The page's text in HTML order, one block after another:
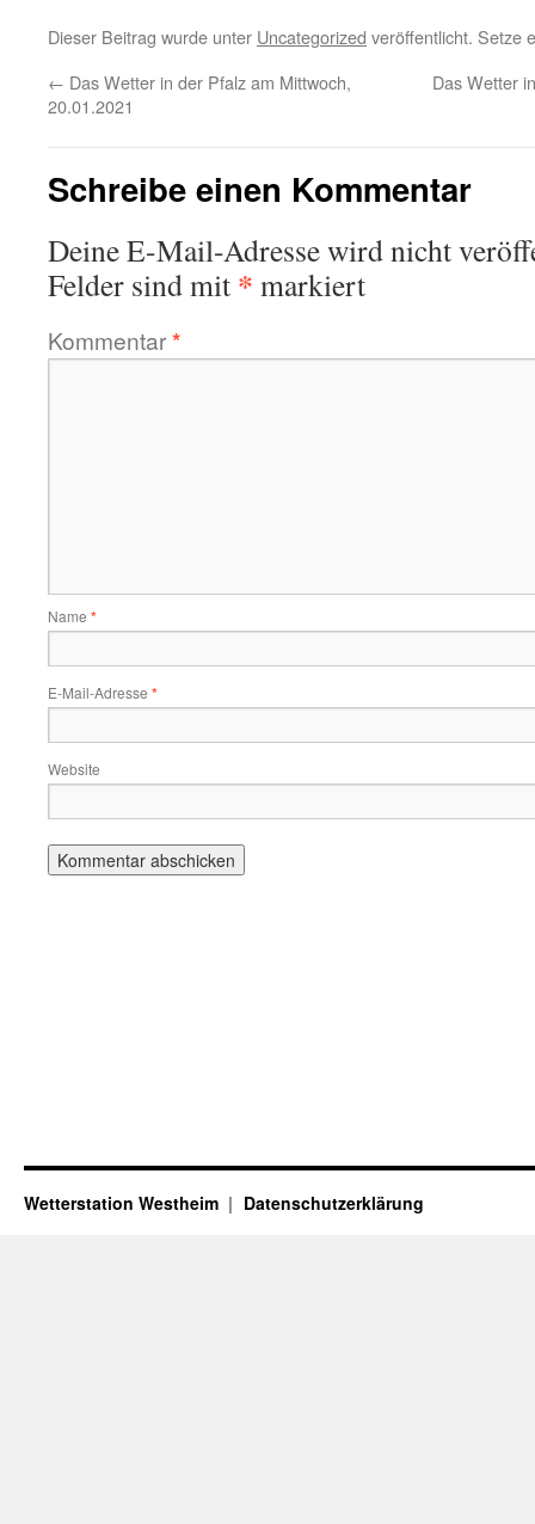
Dieser Beitrag wurde unter Uncategorized veröffentlicht. Setze
← Das Wetter in der Pfalz am Mittwoch,
20.01.2021
Das Wetter
Schreibe einen Kommentar
Deine E-Mail-Adresse wird nicht
Felder sind mit * markiert
Kommentar*
Name *
E-Mail-Adresse *
Website
Wetterstation Westheim Datenschutzerklärung